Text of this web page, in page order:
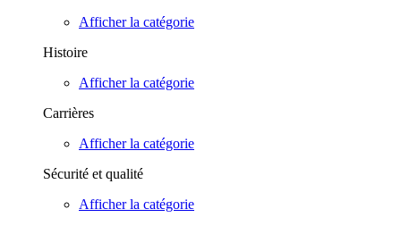
Afficher la catégorie
Histoire
Afficher la catégorie
Carrières
Afficher la catégorie
Sécurité et qualité
Afficher la catégorie